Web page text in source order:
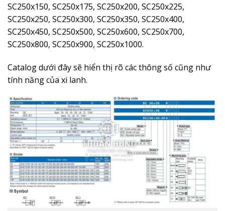
SC250x150, SC250x175, SC250x200, SC250x225,
SC250x250, SC250x300, SC250x350, SC250x400,
SC250x450, SC250x500, SC250x600, SC250x700,
SC250x800, SC250x900, SC250x1000.
Catalog dưới đây sẽ hiển thị rõ các thông số cũng như
tính năng của xi lanh.